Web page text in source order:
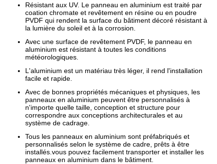
Résistant aux UV. Le panneau en aluminium est traité par
coation chromate et revêtement en résine ou en poudre
PVDF qui rendent la surface du bâtiment décoré résistant à
la lumière du soleil et à la corrosion.
Avec une surface de revêtement PVDF, le panneau en
aluminium est résistant à toutes les conditions
météorologiques.
L'aluminium est un matériau très léger, il rend l'installation
facile et rapide.
Avec de bonnes propriétés mécaniques et physiques, les
panneaux en aluminium peuvent être personnalisés à
n'importe quelle taille, conception et structure pour
correspondre aux conceptions architecturales et au
système de cadrage.
Tous les panneaux en aluminium sont préfabriqués et
personnalisés selon le système de cadre, prêts à être
installés.vous pouvez facilement transporter et installer les
panneaux en aluminium dans le bâtiment.